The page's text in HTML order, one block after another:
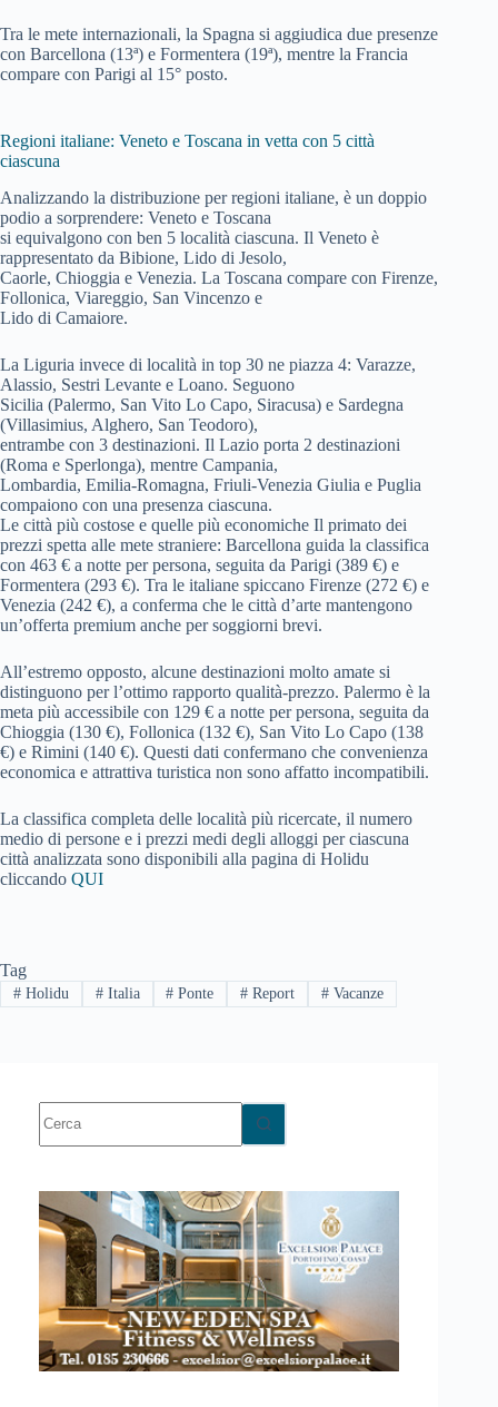
Tra le mete internazionali, la Spagna si aggiudica due presenze
con Barcellona (13ª) e Formentera (19ª), mentre la Francia
compare con Parigi al 15° posto.
Regioni italiane: Veneto e Toscana in vetta con 5 città
ciascuna
Analizzando la distribuzione per regioni italiane, è un doppio
podio a sorprendere: Veneto e Toscana
si equivalgono con ben 5 località ciascuna. Il Veneto è
rappresentato da Bibione, Lido di Jesolo,
Caorle, Chioggia e Venezia. La Toscana compare con Firenze,
Follonica, Viareggio, San Vincenzo e
Lido di Camaiore.
La Liguria invece di località in top 30 ne piazza 4: Varazze,
Alassio, Sestri Levante e Loano. Seguono
Sicilia (Palermo, San Vito Lo Capo, Siracusa) e Sardegna
(Villasimius, Alghero, San Teodoro),
entrambe con 3 destinazioni. Il Lazio porta 2 destinazioni
(Roma e Sperlonga), mentre Campania,
Lombardia, Emilia-Romagna, Friuli-Venezia Giulia e Puglia
compaiono con una presenza ciascuna.
Le città più costose e quelle più economiche Il primato dei
prezzi spetta alle mete straniere: Barcellona guida la classifica
con 463 € a notte per persona, seguita da Parigi (389 €) e
Formentera (293 €). Tra le italiane spiccano Firenze (272 €) e
Venezia (242 €), a conferma che le città d’arte mantengono
un’offerta premium anche per soggiorni brevi.
All’estremo opposto, alcune destinazioni molto amate si
distinguono per l’ottimo rapporto qualità-prezzo. Palermo è la
meta più accessibile con 129 € a notte per persona, seguita da
Chioggia (130 €), Follonica (132 €), San Vito Lo Capo (138
€) e Rimini (140 €). Questi dati confermano che convenienza
economica e attrattiva turistica non sono affatto incompatibili.
La classifica completa delle località più ricercate, il numero
medio di persone e i prezzi medi degli alloggi per ciascuna
città analizzata sono disponibili alla pagina di Holidu
cliccando QUI
Tag
#Holidu #Italia # Ponte # Report # Vacanze
risultato